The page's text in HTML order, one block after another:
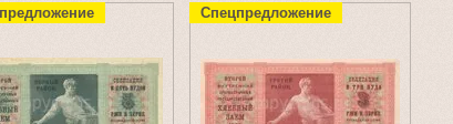
Спецпредложение